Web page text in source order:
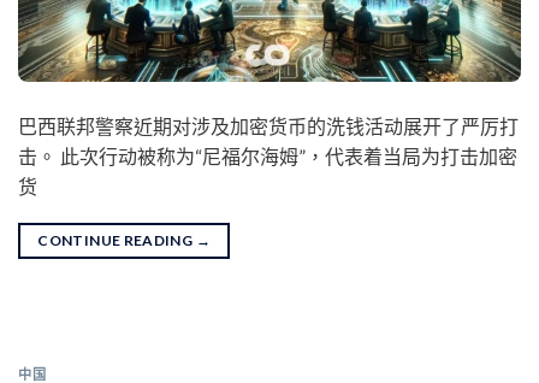
巴西联邦警察近期对涉及加密货币的洗钱活动展开了严厉打
击。 此次行动被称为“尼福尔海姆”，代表着当局为打击加密
货
CONTINUE READING →
中国